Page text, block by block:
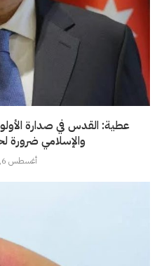
عطية: القدس في صدارة
والإسلامي ضرورة
أغسطس 6, 2026